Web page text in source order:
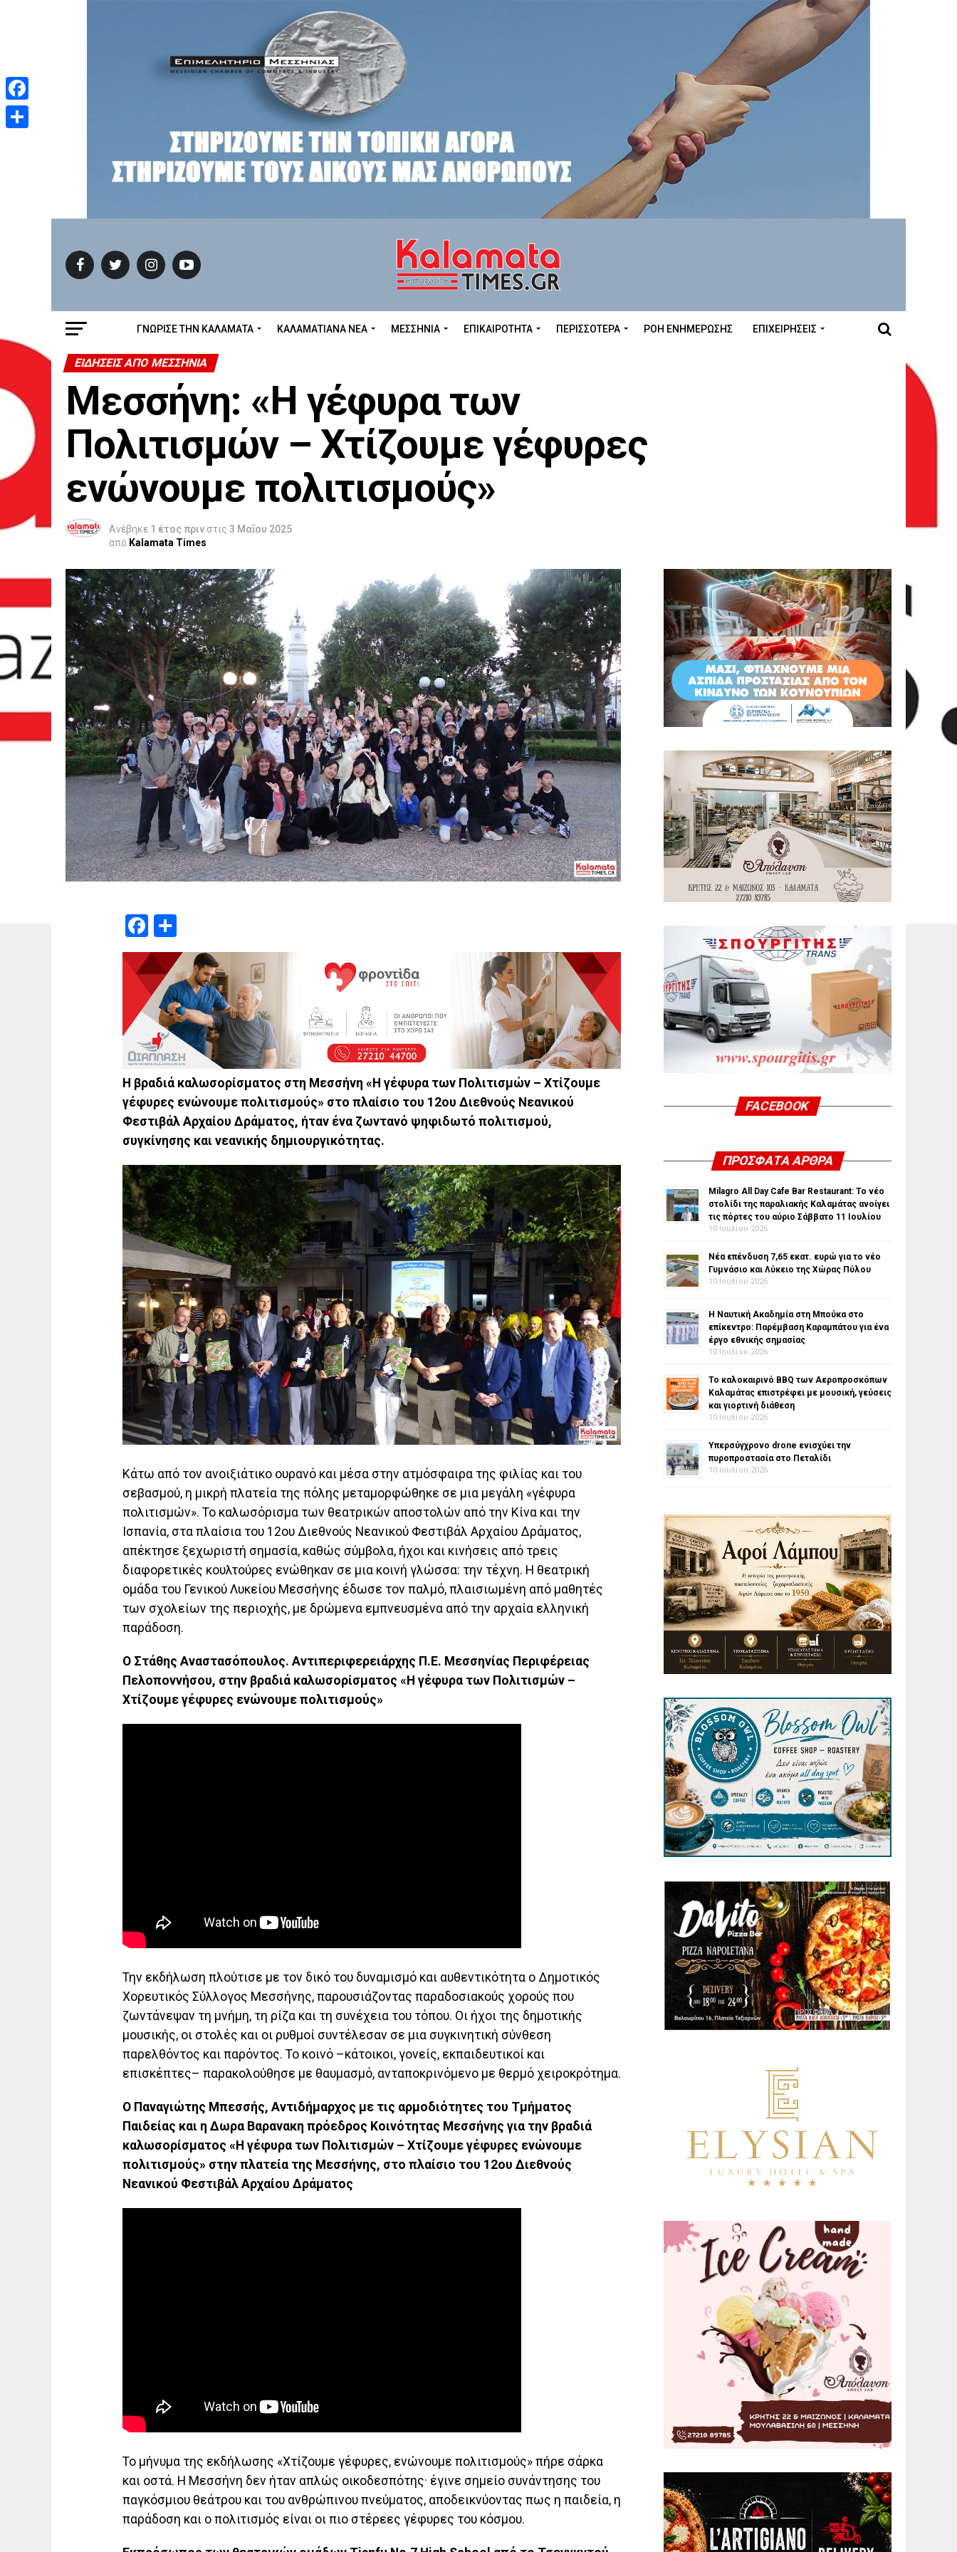
ΓΝΩΡΙΣΕ ΤΗΝ ΚΑΛΑΜΑΤΑ ΚΑΛΑΜΑΤΙΑΝΑ ΝΕΑ ΜΕΣΣΗΝΊΑ ΕΠΙΚΑΙΡΌΤΗΤΑ ΠΕΡΙΣΣΌΤΕΡΑ ΡΟΉ ΕΝΗΜΈΡΩΣΗΣ ΕΠΙΧΕΙΡΉΣΕΙΣ
ΕΙΔΉΣΕΙΣ ΑΠΟ ΜΕΣΣΗΝΊΑ
Μεσσήνη: «Η γέφυρα των
Πολιτισμών – Χτίζουμε γέφυρες
ενώνουμε πολιτισμούς»
Ανέβηκε 1 έτος πριν στις 3 Μαΐου 2025
από Kalamata Times
Facebook
Η βραδιά καλωσορίσματος στη Μεσσήνη «Η γέφυρα των Πολιτισμών – Χτίζουμε
γέφυρες ενώνουμε πολιτισμούς» στο πλαίσιο του 12ου Διεθνούς Νεανικού
Φεστιβάλ Αρχαίου Δράματος, ήταν ένα ζωντανό ψηφιδωτό πολιτισμού,
συγκίνησης και νεανικής δημιουργικότητας.
Κάτω από τον ανοιξιάτικο ουρανό και μέσα στην ατμόσφαιρα της φιλίας και του
σεβασμού, η μικρή πλατεία της πόλης μεταμορφώθηκε σε μια μεγάλη «γέφυρα
πολιτισμών». Το καλωσόρισμα των θεατρικών αποστολών από την Κίνα και την
Ισπανία, στα πλαίσια του 12ου Διεθνούς Νεανικού Φεστιβάλ Αρχαίου Δράματος,
απέκτησε ξεχωριστή σημασία, καθώς σύμβολα, ήχοι και κινήσεις από τρεις
διαφορετικές κουλτούρες ενώθηκαν σε μια κοινή γλώσσα: την τέχνη. Η θεατρική
ομάδα του Γενικού Λυκείου Μεσσήνης έδωσε τον παλμό, πλαισιωμένη από μαθητές
των σχολείων της περιοχής, με δρώμενα εμπνευσμένα από την αρχαία ελληνική
παράδοση.
Ο Στάθης Αναστασόπουλος. Αντιπεριφερειάρχης Π.Ε. Μεσσηνίας Περιφέρειας
Πελοποννήσου, στην βραδιά καλωσορίσματος «Η γέφυρα των Πολιτισμών –
Χτίζουμε γέφυρες ενώνουμε πολιτισμούς»
Την εκδήλωση πλούτισε με τον δικό του δυναμισμό και αυθεντικότητα ο Δημοτικός
Χορευτικός Σύλλογος Μεσσήνης, παρουσιάζοντας παραδοσιακούς χορούς που
ζωντάνεψαν τη μνήμη, τη ρίζα και τη συνέχεια του τόπου. Οι ήχοι της δημοτικής
μουσικής, οι στολές και οι ρυθμοί συντέλεσαν σε μια συγκινητική σύνθεση
παρελθόντος και παρόντος. Το κοινό –κάτοικοι, γονείς, εκπαιδευτικοί και
επισκέπτες– παρακολούθησε με θαυμασμό, ανταποκρινόμενο με θερμό χειροκρότημα.
Ο Παναγιώτης Μπεσσής, Αντιδήμαρχος με τις αρμοδιότητες του Τμήματος
Παιδείας και η Δωρα Βαρανακη πρόεδρος Κοινότητας Μεσσήνης για την βραδιά
καλωσορίσματος «Η γέφυρα των Πολιτισμών – Χτίζουμε γέφυρες ενώνουμε
πολιτισμούς» στην πλατεία της Μεσσήνης, στο πλαίσιο του 12ου Διεθνούς
Νεανικού Φεστιβάλ Αρχαίου Δράματος
Το μήνυμα της εκδήλωσης «Χτίζουμε γέφυρες, ενώνουμε πολιτισμούς» πήρε σάρκα
και οστά. Η Μεσσήνη δεν ήταν απλώς οικοδεσπότης· έγινε σημείο συνάντησης του
παγκόσμιου θεάτρου και του ανθρώπινου πνεύματος, αποδεικνύοντας πως η παιδεία, η
παράδοση και ο πολιτισμός είναι οι πιο στέρεες γέφυρες του κόσμου.
FACEBOOK
ΠΡΌΣΦΑΤΑ ΆΡΘΡΑ
Milagro All Day Cafe Bar Restaurant: Το νέο
στολίδι της παραλιακής Καλαμάτας ανοίγει
τις πόρτες του αύριο Σάββατο 11 Ιουλίου
10 Ιουλίου 2026
Νέα επένδυση 7,65 εκατ. ευρώ για το νέο
Γυμνάσιο και Λύκειο της Χώρας Πύλου
10 Ιουλίου 2026
Η Ναυτική Ακαδημία στη Μπούκα στο
επίκεντρο: Παρέμβαση Καραμπάτου για ένα
έργο εθνικής σημασίας
10 Ιουλίου 2026
Το καλοκαιρινό BBQ των Αεροπροσκόπων
Καλαμάτας επιστρέφει με μουσική, γεύσεις
και γιορτινή διάθεση
10 Ιουλίου 2026
Υπερσύγχρονο drone ενισχύει την
πυροπροστασία στο Πεταλίδι
10 Ιουλίου 2026
Facebook